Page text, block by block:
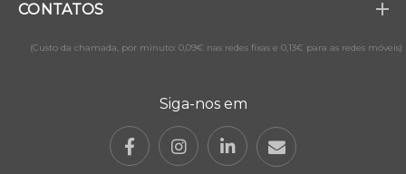
CONTATOS
(Custo da chamada, por minuto: 0,09€ nas redes fixas e 0,13€ para as redes móveis)
Siga-nos em